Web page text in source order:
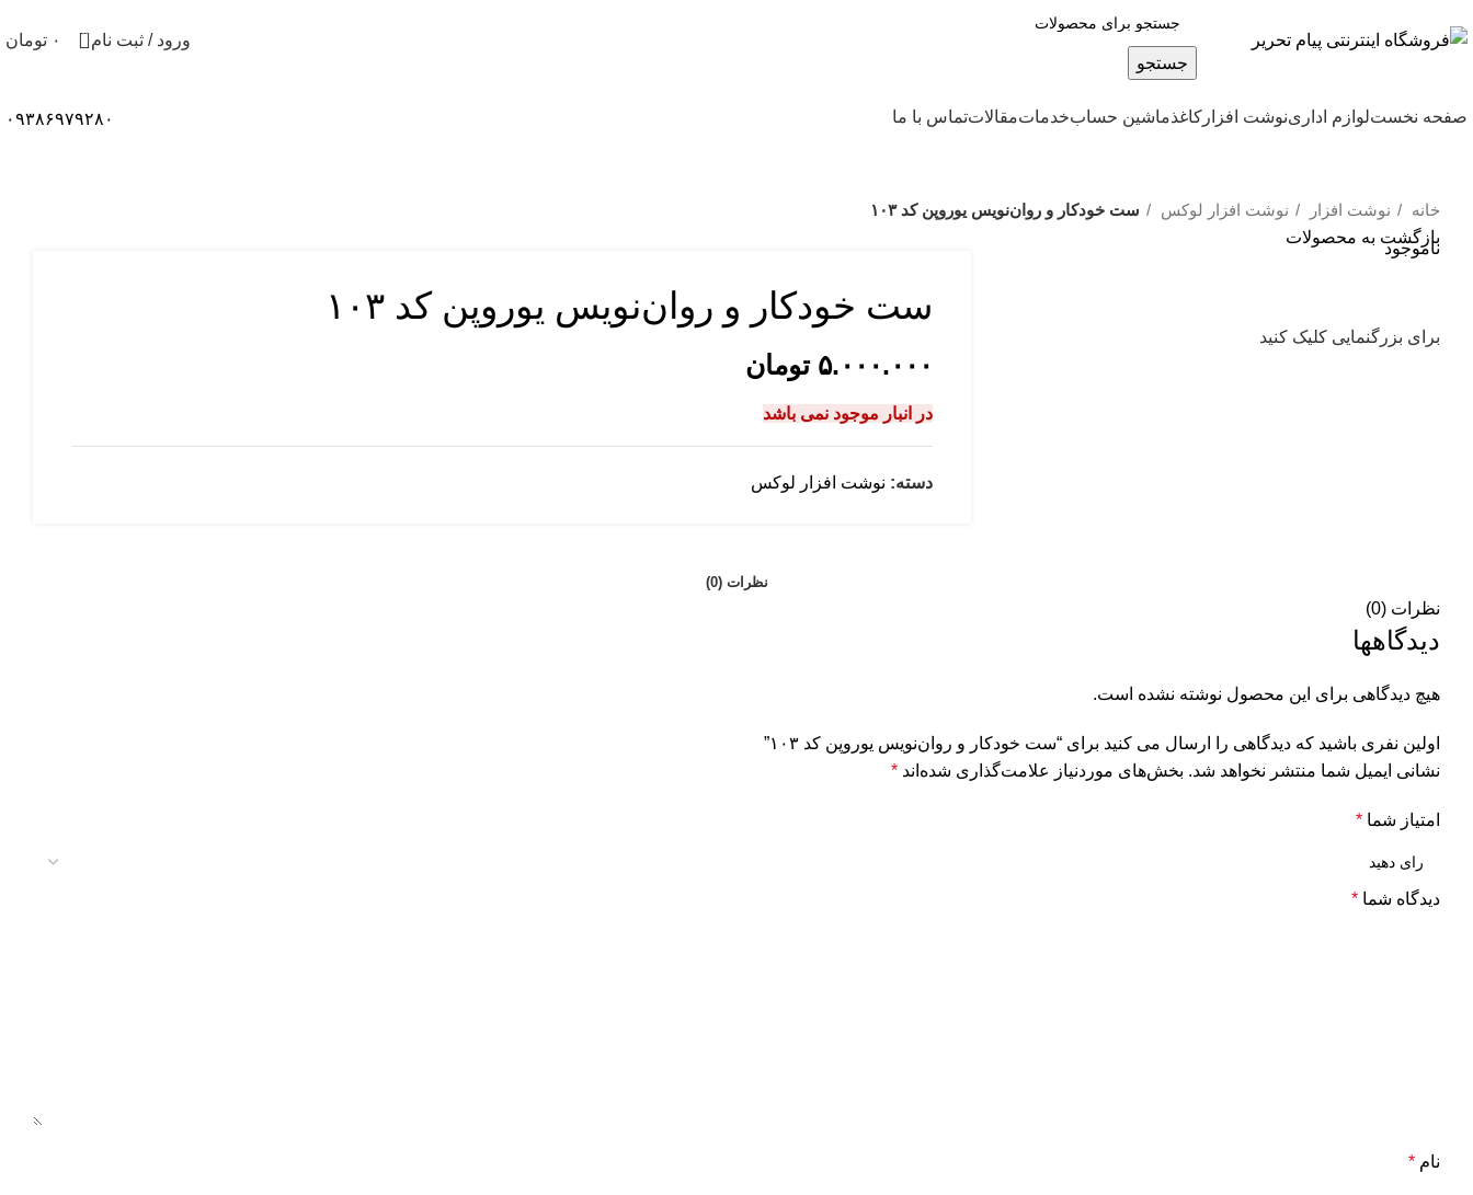
جستجو
ورود / ثبت نام 0 ۰ تومان
صفحه نخستلوازم ادارینوشت افزار کاغذماشین حسابخدماتمقالاتتماس با ما ۰۹۳۸۶۹۷۹۲۸۰
خانه نوشت افزار نوشت افزار لوکس
ست خودکار و روان‌نویس یوروپن کد ۱۰۳
بازگشت به محصولات
ناموجود
برای بزرگنمایی کلیک کنید
ست خودکار و روان‌نویس یوروپن کد ۱۰۳
۵.۰۰۰.۰۰۰ تومان
در انبار موجود نمی باشد
دسته: نوشت افزار لوکس
نظرات (0)
نظرات (0)
دیدگاهها
هیچ دیدگاهی برای این محصول نوشته نشده است.
اولین نفری باشید که دیدگاهی را ارسال می کنید برای “ست خودکار و روان‌نویس یوروپن کد ۱۰۳”
نشانی ایمیل شما منتشر نخواهد شد. بخش‌های موردنیاز علامت‌گذاری شده‌اند *
امتیاز شما *
دیدگاه شما *
نام *